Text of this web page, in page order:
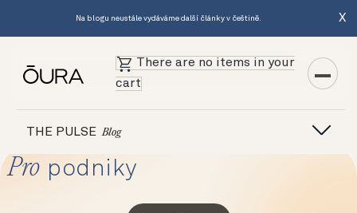
Na blogu neustále vydáváme další články v češtině. X
There are no items in your
cart
THE PULSE Blog
Pro podniky